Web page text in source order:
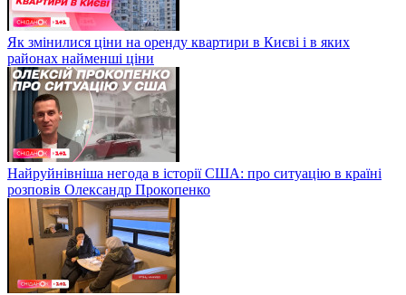
Як змінилися ціни на оренду квартири в Києві і в яких
районах найменші ціни
Найруйнівніша негода в історії США: про ситуацію в країні
розповів Олександр Прокопенко